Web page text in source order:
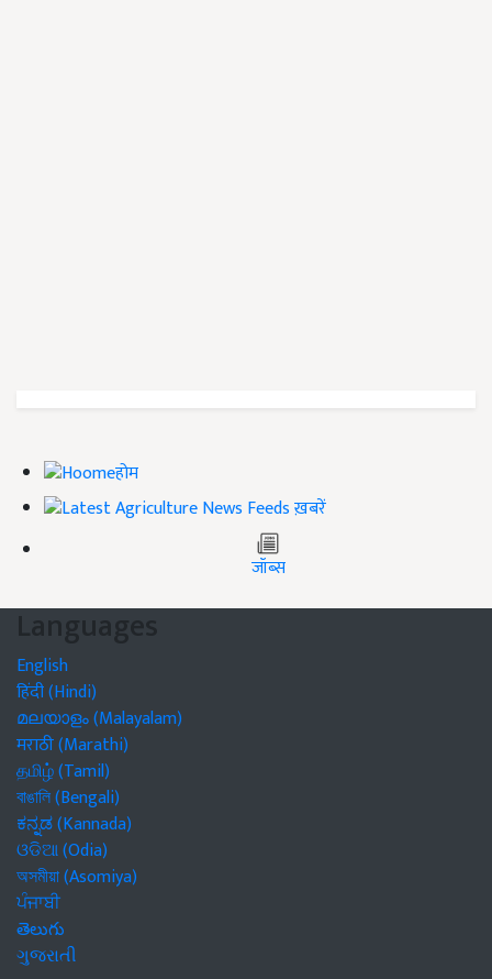
होम
ख़बरें
जॉब्स
Languages
English
हिंदी (Hindi)
മലയാളം (Malayalam)
मराठी (Marathi)
தமிழ் (Tamil)
বাঙালি (Bengali)
ಕನ್ನಡ (Kannada)
ଓଡିଆ (Odia)
অসমীয়া (Asomiya)
ਪੰਜਾਬੀ
తెలుగు
ગુજરાતી